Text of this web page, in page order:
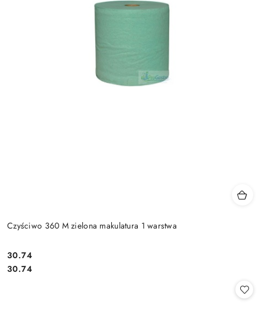
Czyściwo 360 M zielona makulatura 1 warstwa
Cena:
30.74
Cena:
30.74